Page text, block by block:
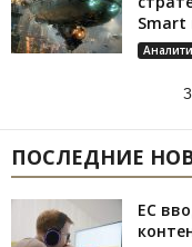
Smart
ПОСЛЕДНИЕ
ЕС